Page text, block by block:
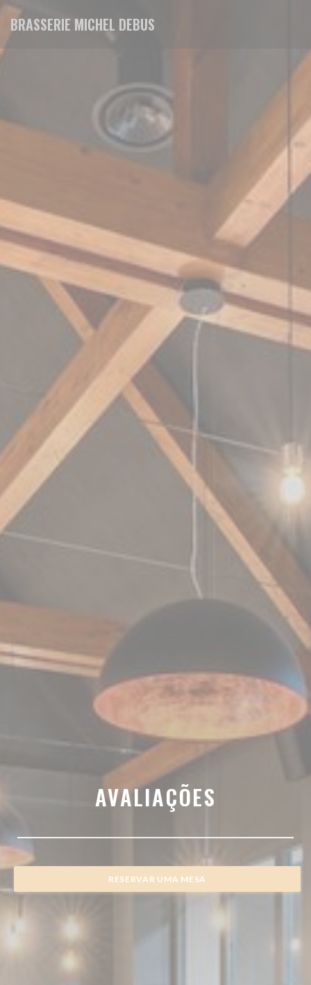
Painel de Gerenciamento de Cookies
BRASSERIE MICHEL DEBUS
AVALIAÇÕES
RESERVAR UMA MESA